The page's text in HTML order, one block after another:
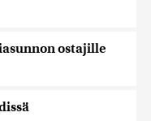
ostajille